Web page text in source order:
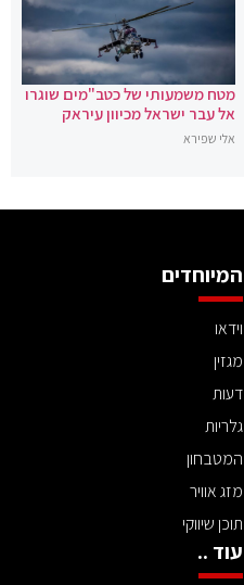
מטח משמעותי של כטב"מים שוגרו
אל עבר ישראל מכיוון עיראק
אלי שפירא
המיוחדים
וידאו
מגזין
דעות
גלריות
המטבחון
מזג אוויר
תוכן שיווקי
עוד ..